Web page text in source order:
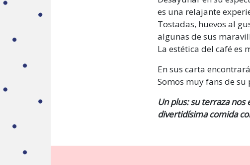
es una relajante
Tostadas, huevos al
algunas de sus
La estética del café es
En sus carta
Somos muy fans de
Un plus: su terraza
divertidísima comida